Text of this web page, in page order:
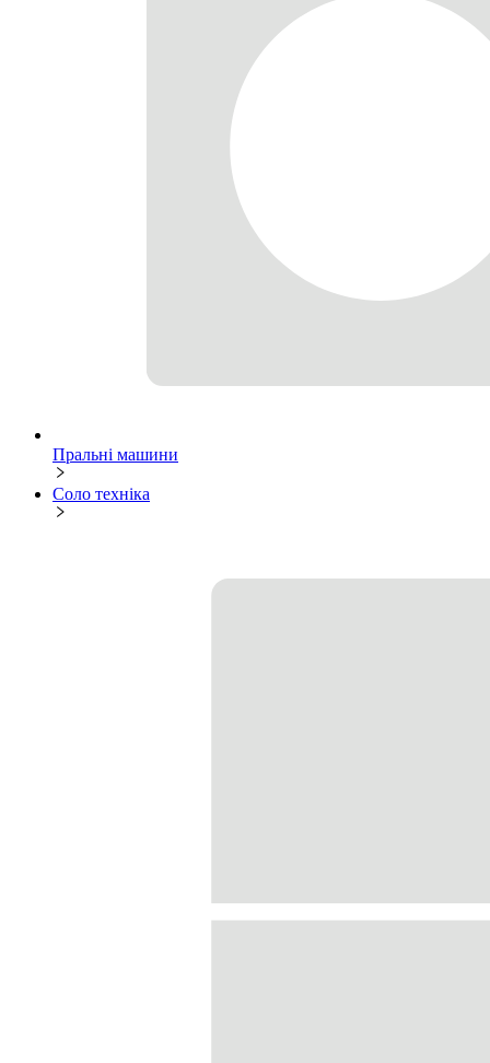
Пральні машини
Соло техніка